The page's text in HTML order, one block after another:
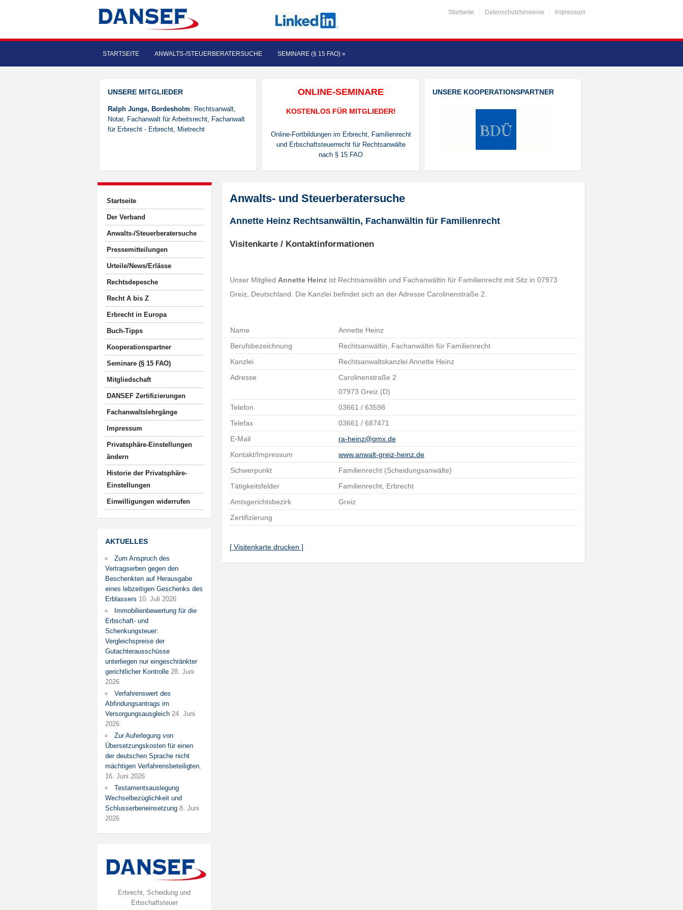
Startseite Datenschutzhinweise Impressum
STARTSEITE ANWALTS-/STEUERBERATERSUCHE SEMINARE (§ 15 FAO) »
UNSERE MITGLIEDER
Ralph Junge, Bordesholm: Rechtsanwalt,
Notar, Fachanwalt für Arbeitsrecht, Fachanwalt
für Erbrecht - Erbrecht, Mietrecht
ONLINE-SEMINARE
KOSTENLOS FÜR MITGLIEDER!
Online-Fortbildungen im Erbrecht, Familienrecht
und Erbschaftsteuerrecht für Rechtsanwälte
nach § 15 FAO
UNSERE KOOPERATIONSPARTNER
Startseite
Der Verband
Anwalts-/Steuerberatersuche
Pressemitteilungen
Urteile/News/Erlässe
Rechtsdepesche
Recht A bis Z
Erbrecht in Europa
Buch-Tipps
Kooperationspartner
Seminare (§ 15 FAO)
Mitgliedschaft
DANSEF Zertifizierungen
Fachanwaltslehrgänge
Impressum
Privatsphäre-Einstellungen
ändern
Historie der Privatsphäre-
Einstellungen
Einwilligungen widerrufen
AKTUELLES
Zum Anspruch des
Vertragserben gegen den
Beschenkten auf Herausgabe
eines lebzeitigen Geschenks des
Erblassers 10. Juli 2026
Immobilienbewertung für die
Erbschaft- und
Schenkungsteuer:
Vergleichspreise der
Gutachterausschüsse
unterliegen nur eingeschränkter
gerichtlicher Kontrolle 28. Juni
2026
Verfahrenswert des
Abfindungsantrags im
Versorgungsausgleich 24. Juni
2026
Zur Auferlegung von
Übersetzungskosten für einen
der deutschen Sprache nicht
mächtigen Verfahrensbeteiligten.
16. Juni 2026
Testamentsauslegung
Wechselbezüglichkeit und
Schlusserbeneinsetzung 8. Juni
2026
Erbrecht, Scheidung und
Erbschaftsteuer
Anwalts- und Steuerberatersuche
Annette Heinz Rechtsanwältin, Fachanwältin für Familienrecht
Visitenkarte / Kontaktinformationen
Unser Mitglied Annette Heinz ist Rechtsanwältin und Fachanwältin für Familienrecht mit Sitz in 07973
Greiz, Deutschland. Die Kanzlei befindet sich an der Adresse Carolinenstraße 2.
Name
Annette Heinz
Berufsbezeichnung
Rechtsanwältin, Fachanwältin für Familienrecht
Kanzlei
Rechtsanwaltskanzlei Annette Heinz
Adresse
Carolinenstraße 2
07973 Greiz (D)
Telefon
03661 / 63598
Telefax
03661 / 687471
E-Mail
ra-heinz@gmx.de
Kontakt/Impressum
www.anwalt-greiz-heinz.de
Schwerpunkt
Familienrecht (Scheidungsanwälte)
Tätigkeitsfelder
Familienrecht, Erbrecht
Amtsgerichtsbezirk
Greiz
Zertifizierung
[ Visitenkarte drucken ]